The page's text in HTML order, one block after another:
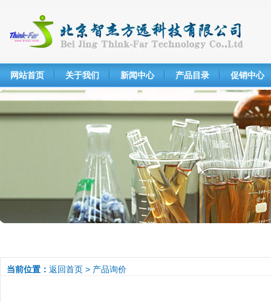
网站首页 关于我们 新闻中心 产品目录 促销中心
当前位置： 返回首页 > 产品询价